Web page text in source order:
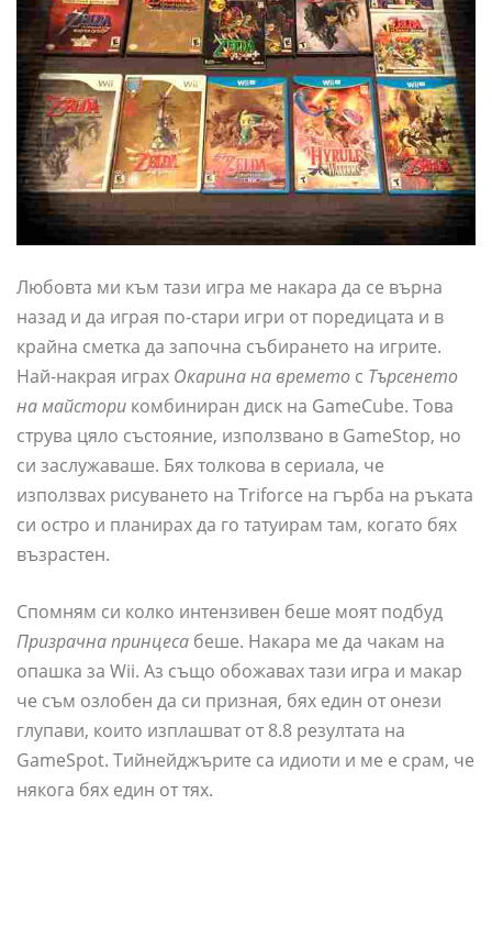
Любовта ми към тази игра ме накара да се върна
назад и да играя по-стари игри от поредицата и в
крайна сметка да започна събирането на игрите.
Най-накрая играх Окарина на времето с Търсенето
на майстори комбиниран диск на GameCube. Това
струва цяло състояние, използвано в GameStop, но
си заслужаваше. Бях толкова в сериала, че
използвах рисуването на Triforce на гърба на ръката
си остро и планирах да го татуирам там, когато бях
възрастен.
Спомням си колко интензивен беше моят подбуд
Призрачна принцеса беше. Накара ме да чакам на
опашка за Wii. Аз също обожавах тази игра и макар
че съм озлобен да си призная, бях един от онези
глупави, които изплашват от 8.8 резултата на
GameSpot. Тийнейджърите са идиоти и ме е срам, че
някога бях един от тях.